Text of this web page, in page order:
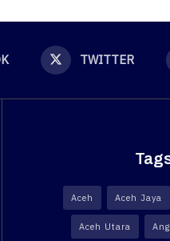
TWITTER
Aceh Aceh Jaya
Aceh Utara